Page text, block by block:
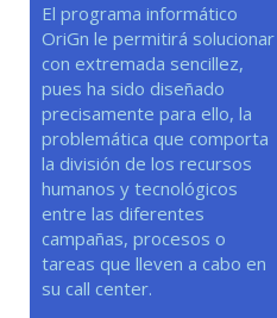
El programa informático
OriGn le permitirá solucionar
con extremada sencillez,
pues ha sido diseñado
precisamente para ello, la
problemática que comporta
la división de los recursos
humanos y tecnológicos
entre las diferentes
campañas, procesos o
tareas que lleven a cabo en
su call center.